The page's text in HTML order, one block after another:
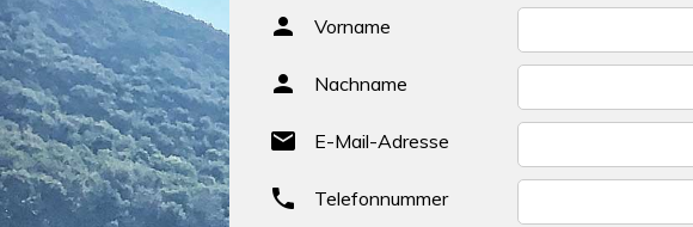
 Vorname
 Nachname
 E-Mail-Adresse
 Telefonnummer